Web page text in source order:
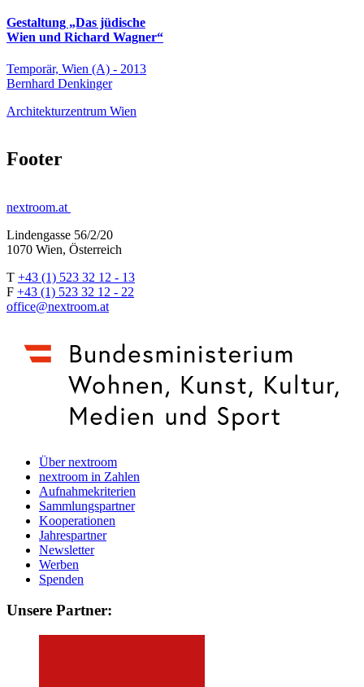
Gestaltung „Das jüdische
Wien und Richard Wagner“
Temporär, Wien (A) - 2013
Bernhard Denkinger
Architekturzentrum Wien
Footer
nextroom.at
Lindengasse 56/2/20
1070 Wien, Österreich
T +43 (1) 523 32 12 - 13
F +43 (1) 523 32 12 - 22
office@nextroom.at
Über nextroom
nextroom in Zahlen
Aufnahmekriterien
Sammlungspartner
Kooperationen
Jahrespartner
Newsletter
Werben
Spenden
Unsere Partner: